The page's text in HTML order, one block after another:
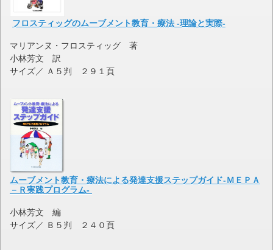
フロスティッグのムーブメント教育・療法 -理論と実際-
マリアンヌ・フロスティッグ 著
小林芳文 訳
サイズ／ Ａ５判 ２９１頁
ムーブメント教育・療法による発達支援ステップガイド-ＭＥＰＡ
－Ｒ実践プログラム-
小林芳文 編
サイズ／ Ｂ５判 ２４０頁